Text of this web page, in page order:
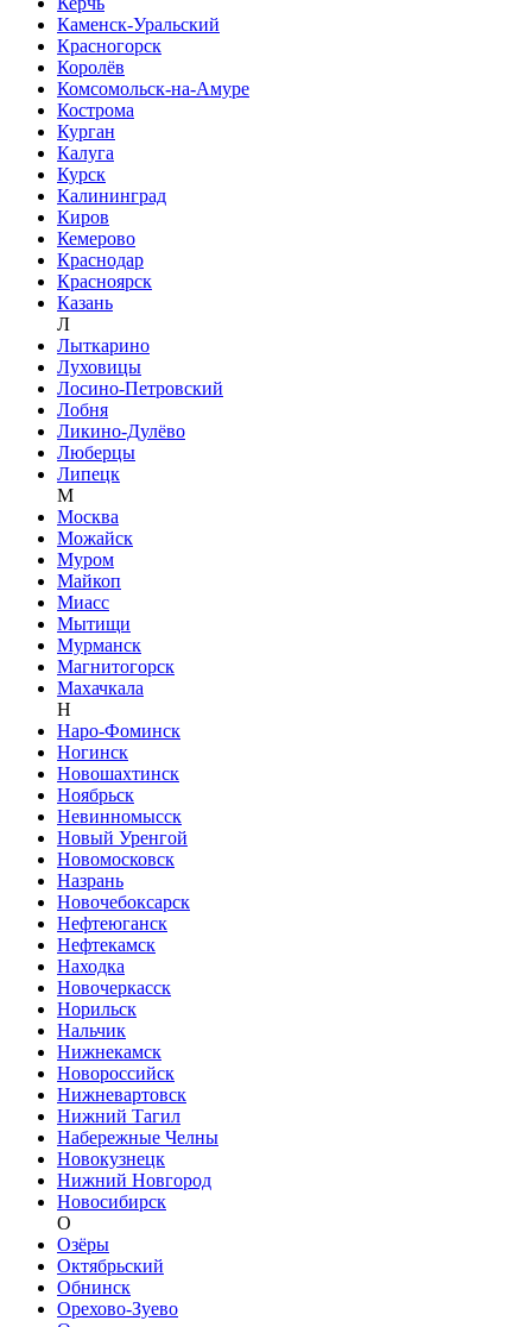
Каменск-Уральский
Красногорск
Королёв
Комсомольск-на-Амуре
Кострома
Курган
Калуга
Курск
Калининград
Киров
Кемерово
Краснодар
Красноярск
Казань
Л
Лыткарино
Луховицы
Лосино-Петровский
Лобня
Ликино-Дулёво
Люберцы
Липецк
М
Москва
Можайск
Муром
Майкоп
Миасс
Мытищи
Мурманск
Магнитогорск
Махачкала
Н
Наро-Фоминск
Ногинск
Новошахтинск
Ноябрьск
Невинномысск
Новый Уренгой
Новомосковск
Назрань
Новочебоксарск
Нефтеюганск
Нефтекамск
Находка
Новочеркасск
Норильск
Нальчик
Нижнекамск
Новороссийск
Нижневартовск
Нижний Тагил
Набережные Челны
Новокузнецк
Нижний Новгород
Новосибирск
О
Озёры
Октябрьский
Обнинск
Орехово-Зуево